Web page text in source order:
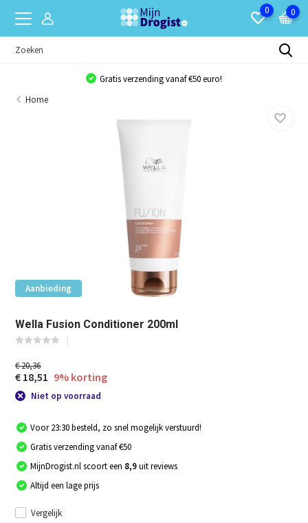
0 0
Gratis verzending vanaf €50 euro!
Home
Aanbieding
Wella Fusion Conditioner 200ml
€ 20,36
€ 18,51 9% korting
Niet op voorraad
Voor 23:30 besteld, zo snel mogelijk verstuurd!
Gratis verzending vanaf €50
MijnDrogist.nl scoort een 8,9uit reviews
Altijd een lage prijs
Vergelijk